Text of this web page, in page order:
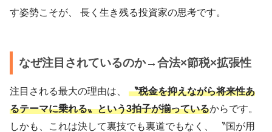
す姿勢こそが、 長く生き残る投資家の思考です。
なぜ注目されているのか→合法×節税×拡張性
注目される最大の理由は、 〝税金を抑えながら将来性あ
るテーマに乗れる〟という3拍子が揃っているからです。
しかも、これは決して裏技でも裏道でもなく、 〝国が用